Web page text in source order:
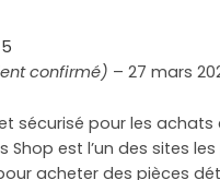
confirmé) – 27 mars
sécurisé pour les achats
Shop est l’un des sites les
acheter des pièces